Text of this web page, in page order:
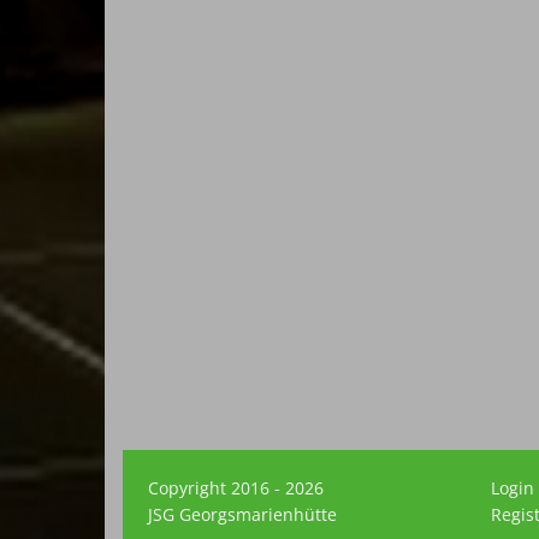
Copyright 2016 - 2026
JSG Georgsmarienhütte
Login